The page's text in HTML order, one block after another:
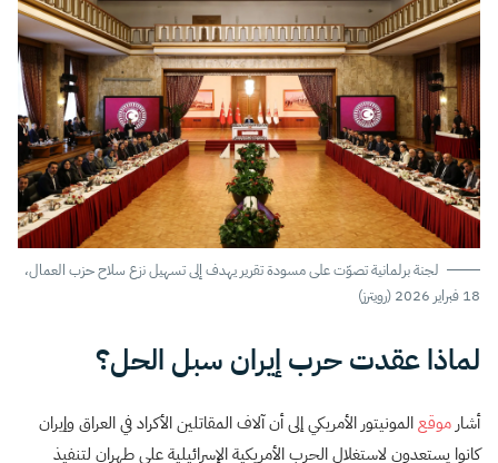
لجنة برلمانية تصوّت على مسودة تقرير يهدف إلى تسهيل نزع سلاح حزب العمال،
18 فبراير 2026 (رويترز)
لماذا عقدت حرب إيران سبل الحل؟
أشار موقعالمونيتور الأمريكي إلى أن آلاف المقاتلين الأكراد في العراق وإيران
كانوا يستعدون لاستغلال الحرب الأمريكية الإسرائيلية على طهران لتنفيذ